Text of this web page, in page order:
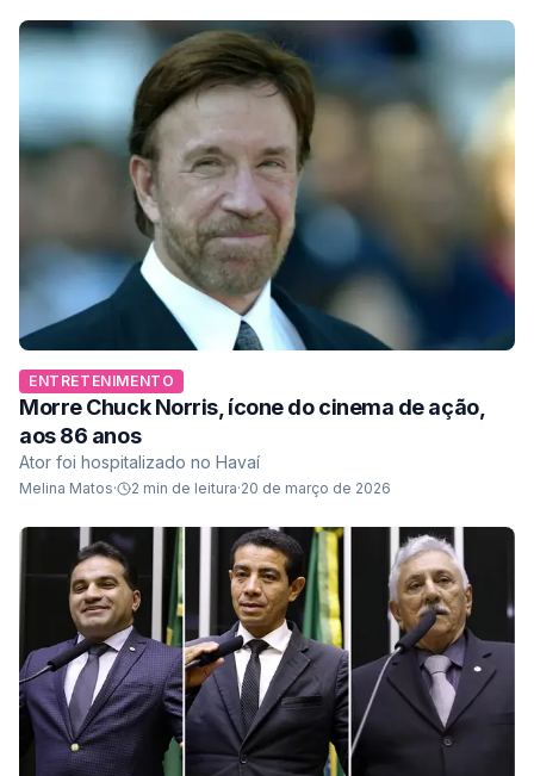
ENTRETENIMENTO
Morre Chuck Norris, ícone do cinema de ação,
aos 86 anos
Ator foi hospitalizado no Havaí
Melina Matos· 2 min de leitura·20 de março de 2026